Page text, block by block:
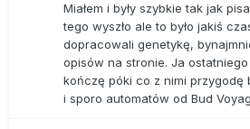
Miałem i były szybkie tak jak
tego wyszło ale to było jakiś
dopracowali genetykę,
opisów na stronie. Ja
kończę póki co z nimi przygodę
i sporo automatów od Bud